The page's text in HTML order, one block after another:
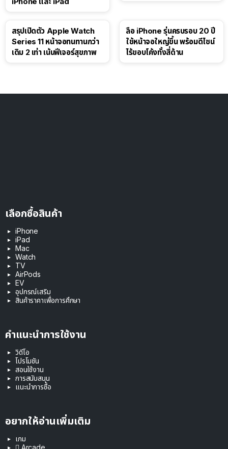
สรุปเปิดตัว Apple Watch
Series 11 หน้าจอทนทานกว่า
เดิม 2 เท่า เน้นฟีเจอร์สุขภาพ
ลือ iPhone รุ่นครบรอบ 20 ปี
ใช้หน้าจอใหญ่ขึ้น พร้อมดีไซน์
ไร้ขอบโค้งทั้งสี่ด้าน
เลือกซื้อสินค้า
iPhone
iPad
Mac
Watch
TV
AirPods
EV
อุปกรณ์เสริม
สินค้าราคาเพื่อการศึกษา
คำแนะนำการใช้งาน
วิดีโอ
โปรโมชัน
สอนใช้งาน
การสนับสนุน
แนะนำการซื้อ
อยากให้อ่านเพิ่มเติม
เกม
 Arcade